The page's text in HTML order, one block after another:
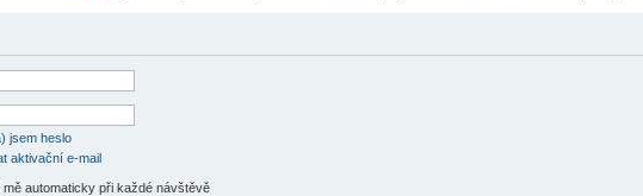
jsem heslo
aktivační e-mail
mě automaticky při každé návštěvě